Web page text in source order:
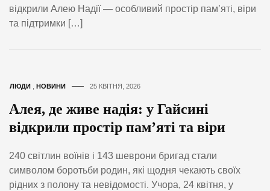
відкрили Алею Надії — особливий простір пам’яті, віри
та підтримки […]
ЛЮДИ НОВИНИ 25 КВІТНЯ, 2026
Алея, де живе надія: у Гайсині
відкрили простір пам’яті та віри
240 світлин воїнів і 143 шеврони бригад стали
символом боротьби родин, які щодня чекають своїх
рідних з полону та невідомості. Учора, 24 квітня, у